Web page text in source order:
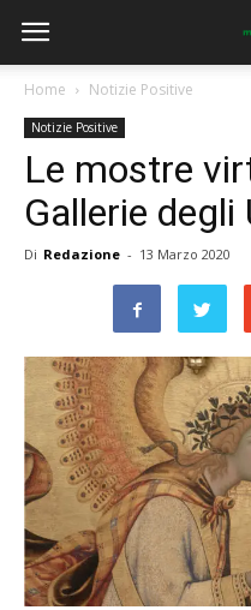
Home Notizie Positive
Notizie Positive
Le mostre
Gallerie degli
Di Redazione - 13 Marzo 2020